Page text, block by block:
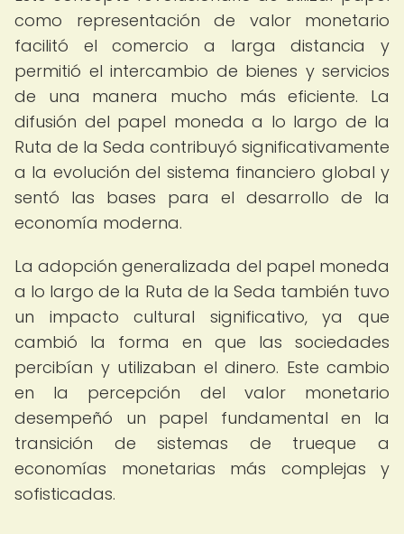
como representación de valor monetario
facilitó el comercio a larga distancia y
permitió el intercambio de bienes y servicios
de una manera mucho más eficiente. La
difusión del papel moneda a lo largo de la
Ruta de la Seda contribuyó significativamente
a la evolución del sistema financiero global y
sentó las bases para el desarrollo de la
economía moderna.
La adopción generalizada del papel moneda
a lo largo de la Ruta de la Seda también tuvo
un impacto cultural significativo, ya que
cambió la forma en que las sociedades
percibían y utilizaban el dinero. Este cambio
en la percepción del valor monetario
desempeñó un papel fundamental en la
transición de sistemas de trueque a
economías monetarias más complejas y
sofisticadas.